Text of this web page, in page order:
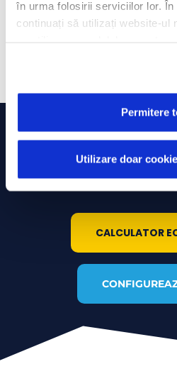
în urma folosirii serviciilor lor.
continuați să utilizați website-ul
Permitere
Utilizare doar
MONITORIZAREA
ALEGE SOLUȚIILE
OFERTA DE
CALCULATOR